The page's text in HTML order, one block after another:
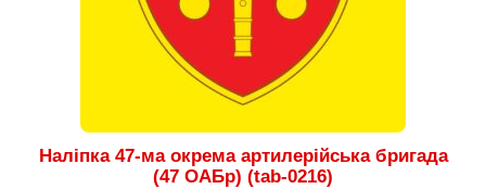
Наліпка 47-ма окрема артилерійська бригада
(47 ОАБр) (tab-0216)